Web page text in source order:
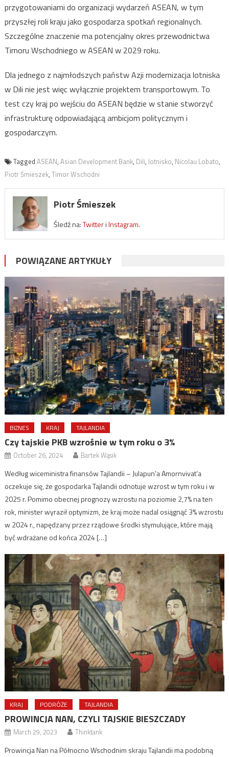
przygotowaniami do organizacji wydarzeń ASEAN, w tym
przyszłej roli kraju jako gospodarza spotkań regionalnych.
Szczególne znaczenie ma potencjalny okres przewodnictwa
Timoru Wschodniego w ASEAN w 2029 roku.
Dla jednego z najmłodszych państw Azji modernizacja lotniska
w Dili nie jest więc wyłącznie projektem transportowym. To
test czy kraj po wejściu do ASEAN będzie w stanie stworzyć
infrastrukturę odpowiadającą ambicjom politycznym i
gospodarczym.
Tagged ASEAN, Asian Development Bank, Dili, lotnisko, Nicolau Lobato,
Piotr Śmieszek, Timor Wschodni
Piotr Śmieszek
Śledź na:TwitteriInstagram.
POWIĄZANE ARTYKUŁY
BIZNES KRAJ TAJLANDIA
Czy tajskie PKB wzrośnie w tym roku o 3%
October 26, 2024 Bartek Wąsik
Według wiceministra finansów Tajlandii – Julapun’a Amornvivat’a
oczekuje się, że gospodarka Tajlandii odnotuje wzrost w tym roku i w
2025 r. Pomimo obecnej prognozy wzrostu na poziomie 2,7% na ten
rok, minister wyraził optymizm, że kraj może nadal osiągnąć 3% wzrostu
w 2024 r., napędzany przez rządowe środki stymulujące, które mają
być wdrażane od końca 2024 […]
KRAJ PODRÓŻE TAJLANDIA
PROWINCJA NAN, CZYLI TAJSKIE BIESZCZADY
March 29, 2023 Thinktank
Prowincja Nan na Północno Wschodnim skraju Tajlandii ma podobną